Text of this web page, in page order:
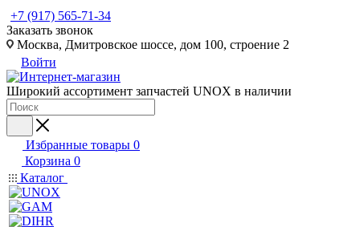
+7 (917) 565-71-34
Заказать звонок
Москва, Дмитровское шоссе, дом 100, строение 2
Войти
Широкий ассортимент запчастей UNOX в наличии
Избранные товары 0
Корзина 0
Каталог